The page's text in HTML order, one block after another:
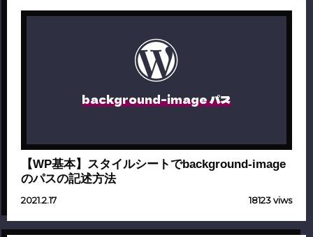
background-image パス
【WP基本】スタイルシートでbackground-image
のパスの記述方法
2021.2.17 18123 viws